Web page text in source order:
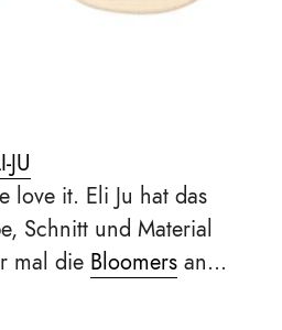
love it. Eli Ju hat das
Schnitt und Material
mal die Bloomers an...